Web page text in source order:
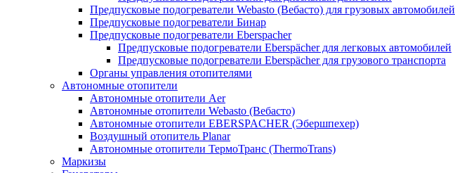
Предпусковые подогреватели Webasto (Вебасто) для грузовых автомобилей
Предпусковые подогреватели Бинар
Предпусковые подогреватели Eberspacher
Предпусковые подогреватели Eberspächer для легковых автомобилей
Предпусковые подогреватели Eberspächer для грузового транспорта
Органы управления отопителями
Автономные отопители
Автономные отопители Аer
Автономные отопители Webasto (Вебасто)
Автономные отопители EBERSPACHER (Эбершпехер)
Воздушный отопитель Planar
Автономные отопители ТермоТранс (ThermoTrans)
Маркизы